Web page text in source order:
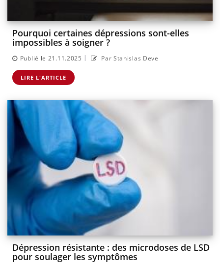
Pourquoi certaines dépressions sont-elles
impossibles à soigner ?
Publié le 21.11.2025 | Par Stanislas Deve
LIRE L'ARTICLE
Dépression résistante : des microdoses de LSD
pour soulager les symptômes